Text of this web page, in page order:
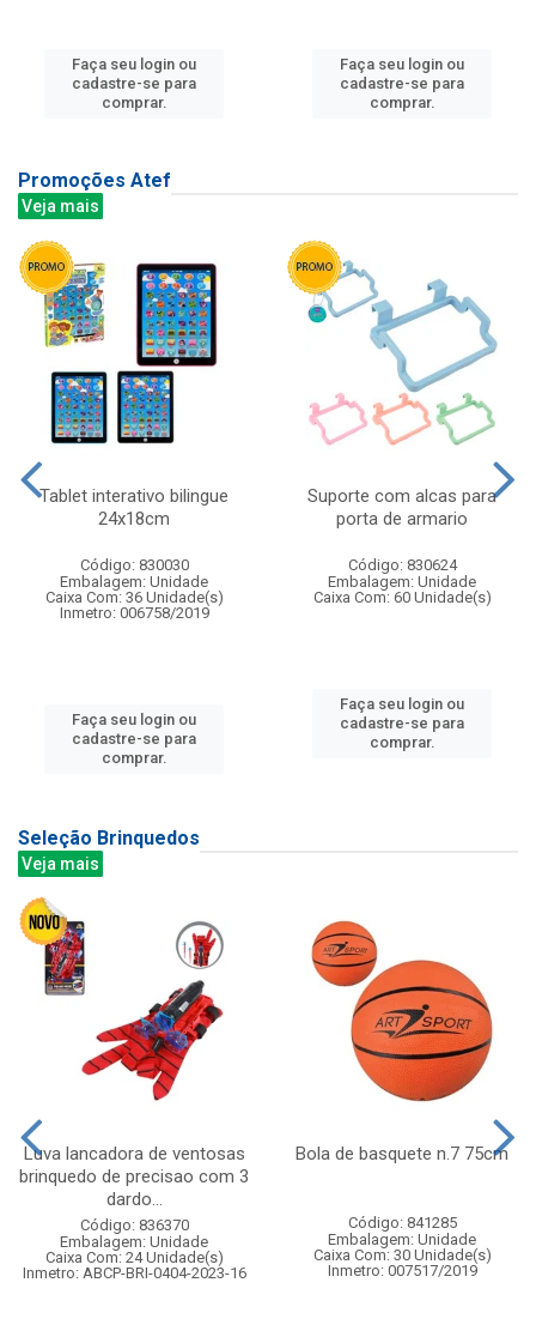
Faça seu login ou
cadastre-se para
comprar.
Faça seu login ou
cadastre-se para
comprar.
Promoções Atef
Veja mais
Tablet interativo bilingue
24x18cm
Código: 830030
Embalagem: Unidade
Caixa Com: 36 Unidade(s)
Inmetro: 006758/2019
Faça seu login ou
cadastre-se para
comprar.
Suporte com alcas para
porta de armario
Código: 830624
Embalagem: Unidade
Caixa Com: 60 Unidade(s)
Faça seu login ou
cadastre-se para
comprar.
Seleção Brinquedos
Veja mais
Luva lancadora de ventosas
brinquedo de precisao com 3
dardo...
Código: 836370
Embalagem: Unidade
Caixa Com: 24 Unidade(s)
Inmetro: ABCP-BRI-0404-2023-16
Bola de basquete n.7 75cm
Código: 841285
Embalagem: Unidade
Caixa Com: 30 Unidade(s)
Inmetro: 007517/2019